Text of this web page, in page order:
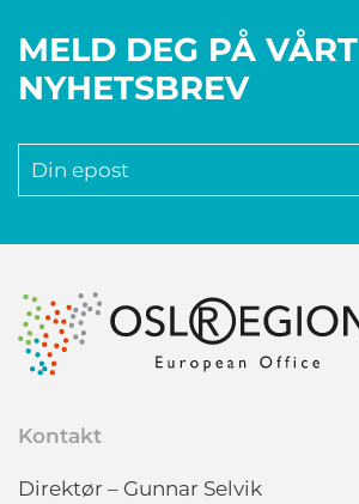
MELD DEG PÅ VÅRT
NYHETSBREV
Kontakt
Direktør – Gunnar Selvik